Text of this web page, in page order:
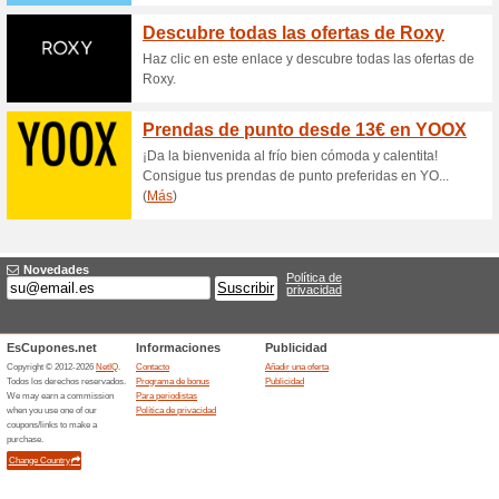
más. Además no necesitas
precios se aplican
Promoción Energy
78% ha funcionado
Consigue los portes gratis
mínimo 50€. Es así de
promociones de Energy